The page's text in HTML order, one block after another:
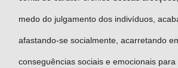
medo do julgamento dos indivíduos,
afastando-se socialmente, acarretando
conseguências sociais e emocionais para